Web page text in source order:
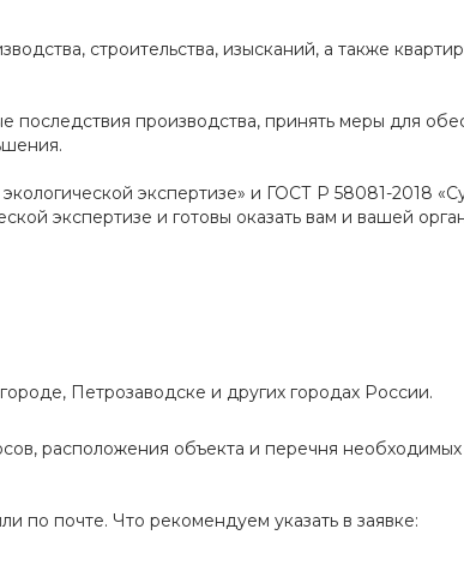
строительства, изысканий, а также
производства, принять меры для
экспертизе» и ГОСТ Р 58081-2018
экспертизе и готовы оказать вам и вашей
Петрозаводске и других городах России.
расположения объекта и перечня
по почте. Что рекомендуем указать в заявке: